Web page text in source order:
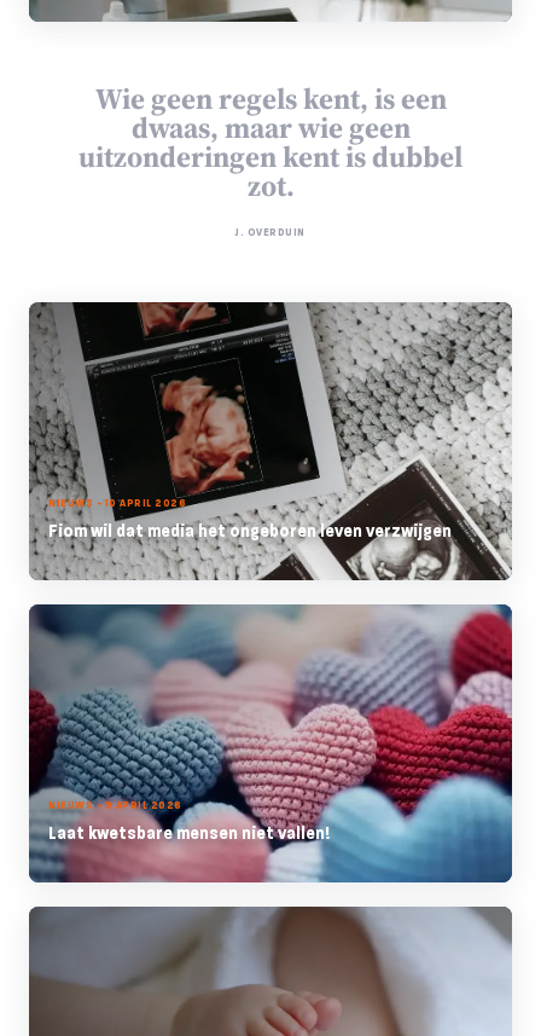
Wie geen regels kent, is een
dwaas, maar wie geen
uitzonderingen kent is dubbel
zot.
J. OVERDUIN
NIEUWS - 10 APRIL 2026
Fiom wil dat media het ongeboren leven verzwijgen
NIEUWS - 9 APRIL 2026
Laat kwetsbare mensen niet vallen!